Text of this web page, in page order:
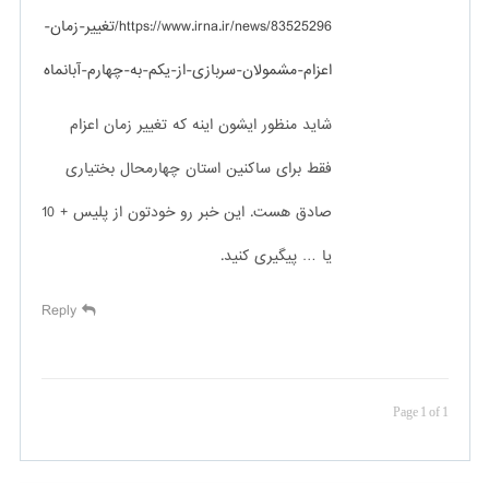
https://www.irna.ir/news/83525296/تغییر-زمان-
اعزام-مشمولان-سربازی-از-یکم-به-چهارم-آبانماه
شاید منظور ایشون اینه که تغییر زمان اعزام
فقط برای ساکنین استان چهارمحال بختیاری
صادق هست. این خبر رو خودتون از پلیس + 10
یا … پیگیری کنید.
Reply
Page 1 of 1